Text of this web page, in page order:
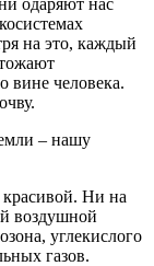
на это, каждый
вине человека.
– нашу
красивой. Ни на
воздушной
углекислого
газов.